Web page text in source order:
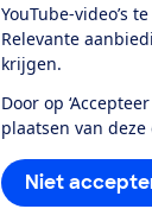
YouTube-video’s
Relevante
krijgen.
Door op
plaatsen van deze
Niet
Laat
eetlepel